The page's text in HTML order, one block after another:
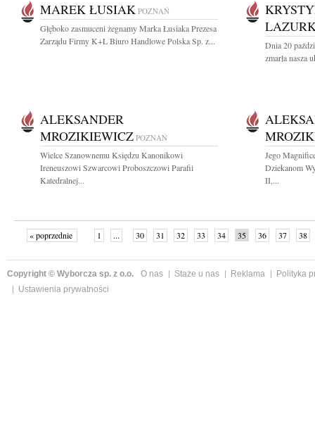
MAREK ŁUSIAK POZNAŃ
Głęboko zasmuceni żegnamy Marka Łusiaka Prezesa
Zarządu Firmy K+L Biuro Handlowe Polska Sp. z...
Dnia 20
zmarła nasza
ALEKSANDER
MROZIKIEWICZ POZNAŃ
Wielce Szanownemu Księdzu Kanonikowi
Ireneuszowi Szwarcowi Proboszczowi Parafii
Katedralnej...
Jego
Dziekanom
II,...
« poprzednie 1 ... 30 31 32 33 34 35 36 37
38
Copyright © Wyborcza sp. z o.o. O nas Staże u nas Reklama
Polityka
Ustawienia prywatności